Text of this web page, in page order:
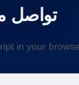
تواصل
in your